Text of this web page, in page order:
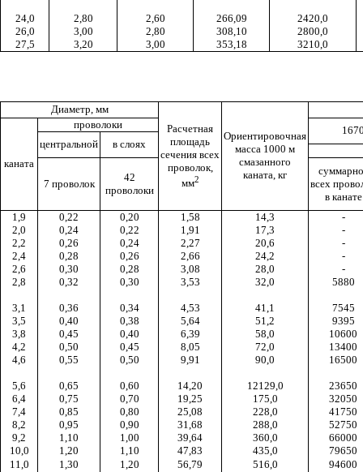
24,0 2,80 2,60 266,09
2420,0
26,0
3,00 2,80 308,10
2800,0
27,5
3,20 3,00 353,18 3210,0
Диаметр, мм
Расчетная
площадь
сечения всех
проволок,
мм2
Ориентировочная
масса 1000 м
смазанного
каната, кг
каната
проволоки
центральной
в слоях
7 проволок
42
проволоки
всех
в канате
1,9
0,22 0,20 1,58 14,3
-
2,0
0,24 0,22 1,91 17,3
-
2,2
0,26 0,24 2,27 20,6
-
2,4
0,28 0,26 2,66 24,2
-
2,6
0,30 0,28 3,08 28,0
-
2,8
0,32 0,30 3,53 32,0 5880
3,1 0,36 0,34 4,53 41,1
7545
3,5
0,40 0,38 5,64 51,2
9395
3,8
0,45 0,40 6,39 58,0
10600
4,2
0,50 0,45 8,05 72,0
13400
4,6
0,55 0,50 9,91 90,0 16500
5,6 0,65 0,60 14,20 12129,0
23650
6,4
0,75 0,70 19,25 175,0
32050
7,4
0,85 0,80 25,08 228,0
41750
8,2
0,95 0,90 31,68 288,0
52750
9,2
1,10 1,00 39,64 360,0
66000
10,0
1,20 1,10 47,83 435,0
79650
11,0
1,30 1,20 56,79 516,0
94600